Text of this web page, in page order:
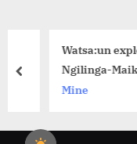
Watsa:un
Ngilinga-Maika,
Mine
prev